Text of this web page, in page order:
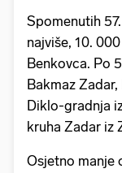
Spomenutih
najviše, 10.
Benkovca. Po
Bakmaz
Diklo-gradnja
kruha Zadar iz
Osjetno manje